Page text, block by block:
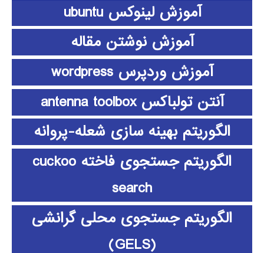
آموزش لینوکس ubuntu
آموزش نوشتن مقاله
آموزش وردپرس wordpress
آنتن تولباکس antenna toolbox
الگوریتم بهینه سازی شعله-پروانه
الگوریتم جستجوی فاخته cuckoo
search
الگوریتم جستجوی محلی گرانشی
(GELS)